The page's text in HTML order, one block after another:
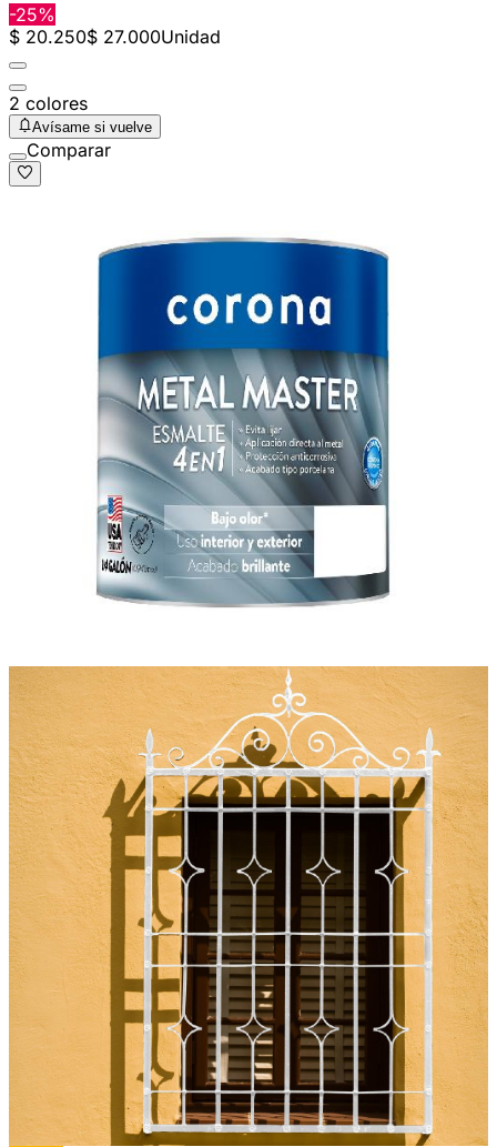
-25%
$ 20.250$ 27.000Unidad
2 colores
Avísame si vuelve
Comparar